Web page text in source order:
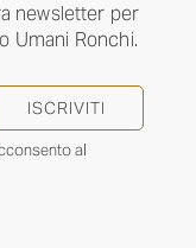
newsletter per
Umani Ronchi.
ISCRIVITI
al